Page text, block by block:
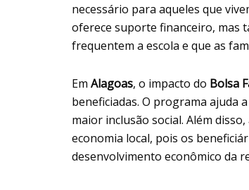
necessário para aqueles que
oferece suporte financeiro, mas
frequentem a escola e que as
Em Alagoas, o impacto do Bolsa
beneficiadas. O programa ajuda
maior inclusão social. Além
economia local, pois os
desenvolvimento econômico da